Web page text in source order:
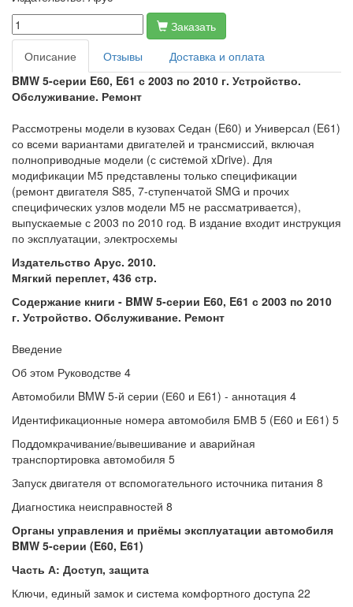
Заказать
Описание
Отзывы
Доставка и оплата
BMW 5-серии E60, E61 с 2003 по 2010 г. Устройство.
Обслуживание. Ремонт
Рассмотрены модели в кузовах Седан (E60) и Универсал (E61)
со всеми вариантами двигателей и трансмиссий, включая
полноприводные модели (с сиcтeмой xDrive). Для
модификации М5 представлены только спецификации
(ремонт двигателя S85, 7-ступенчатой SMG и прочих
специфических узлов модели М5 не рассматривается),
выпускаемые с 2003 по 2010 год. В издание входит инструкция
по эксплуатации, электросхемы
Издательство Арус. 2010.
Мягкий переплет, 436 стр.
Содержание книги - BMW 5-серии E60, E61 с 2003 по 2010
г. Устройство. Обслуживание. Ремонт
Введение
Об этом Руководстве 4
Автомобили BMW 5-й серии (Е60 и Е61) - аннотация 4
Идентификационные номера автомобиля БМВ 5 (Е60 и Е61) 5
Поддомкрачивание/вывешивание и аварийная
транспортировка автомобиля 5
Запуск двигателя от вспомогательного источника питания 8
Диагностика неисправностей 8
Органы управления и приёмы эксплуатации автомобиля
BMW 5-серии (E60, E61)
Часть А: Доступ, защита
Ключи, единый замок и система комфортного доступа 22